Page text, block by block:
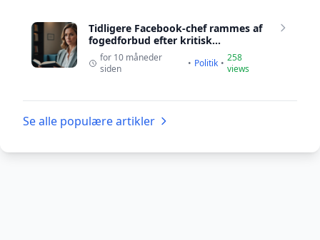
Tidligere Facebook-chef rammes af
fogedforbud efter kritisk...
for 10 måneder
siden
• Politik • 258
views
Se alle populære artikler